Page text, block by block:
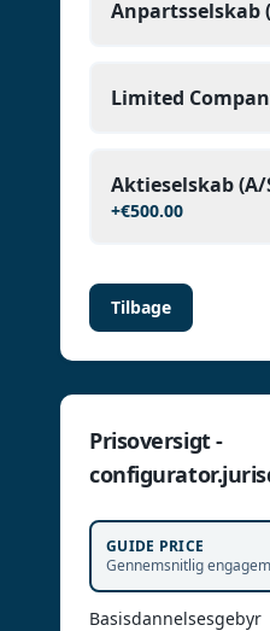
Anpartsselskab
Limited
Aktieselskab (A/
+€500.00
Tilbage
Prisoversigt -
GUIDE PRICE
Gennemsnitlig
Basisdannelsesgebyr